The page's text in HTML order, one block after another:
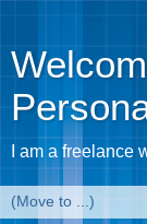
I am a freelance